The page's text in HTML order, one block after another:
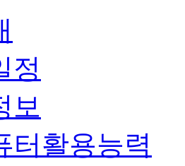
정
보
터활용능력